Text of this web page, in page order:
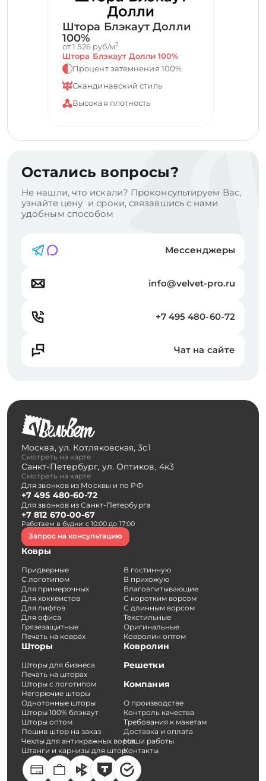
Штора Блэкаут Долли
100%
от 1 526 руб/м2
Штора Блэкаут Долли 100%
Процент затемнения 100%
Скандинавский стиль
Высокая плотность
Остались вопросы?
Не нашли, что искали? Проконсультируем Вас,
узнайте цену и сроки, связавшись с нами
удобным способом
Мессенджеры
info@velvet-pro.ru
+7 495 480-60-72
Чат на сайте
Москва, ул. Котляковская, 3с1
Смотреть на карте
Санкт-Петербург, ул. Оптиков, 4к3
Смотреть на карте
Для звонков из Москвы и по РФ
+7 495 480-60-72
Для звонков из Санкт-Петербурга
+7 812 670-00-67
Работаем в будни с 10:00 до 17:00
Запрос на консультацию
Ковры
Придверные
С логотипом
Для примерочных
Для хоккеистов
Для лифтов
Для офиса
Грязезащитные
Печать на коврах
В гостинную
В прихожую
Влаговпитывающие
С коротким ворсом
С длинным ворсом
Текстильные
Оригинальные
Ковролин оптом
Шторы
Шторы для бизнеса
Печать на шторах
Шторы с логотипом
Негорючие шторы
Однотонные шторы
Шторы 100% блэкаут
Шторы оптом
Пошив штор на заказ
Чехлы для антикражных ворот
Штанги и карнизы для штор
Ковролин
Решетки
Компания
О производстве
Контроль качества
Требования к макетам
Доставка и оплата
Наши работы
Контакты